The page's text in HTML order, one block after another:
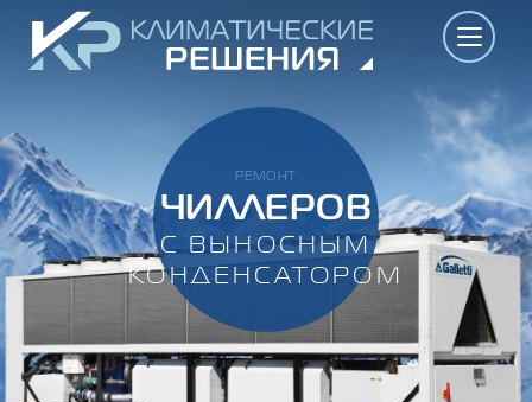
РЕМОНТ
ЧИЛЛЕРОВ
С ВЫНОСНЫМ
КОНДЕНСАТОРОМ